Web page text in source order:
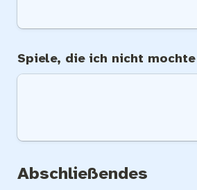
Spiele, die ich nicht mochte
Abschließendes